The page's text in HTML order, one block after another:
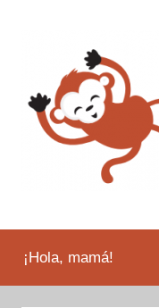
Mamá
Monete
los
bebés
¡Hola, mamá!